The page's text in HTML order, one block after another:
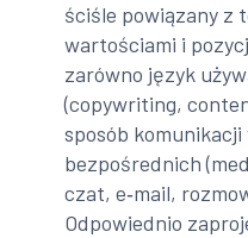
ściśle powiązany z
wartościami i
zarówno język
(copywriting,
sposób komunikacji
bezpośrednich
czat, e‑mail,
Odpowiednio